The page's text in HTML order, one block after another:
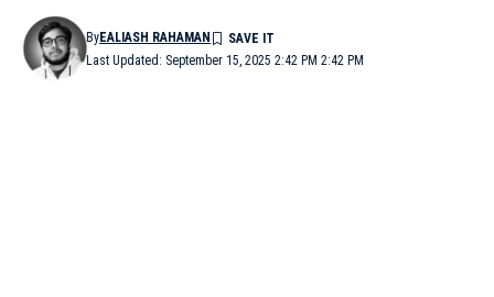
Last Updated: September 15, 2025 2:42 PM 2:42 PM
ByEALIASH RAHAMAN